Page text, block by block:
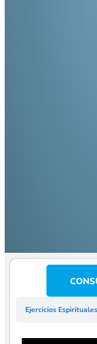
Ejercicios